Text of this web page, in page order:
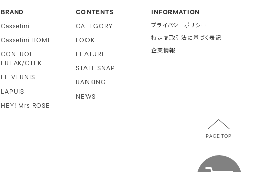
BRAND
Casselini
Casselini HOME
CONTROL
FREAK/CTFK
LE VERNIS
LAPUIS
HEY! Mrs ROSE
CONTENTS
CATEGORY
LOOK
FEATURE
STAFF SNAP
RANKING
NEWS
INFORMATION
プライバシーポリシー
特定商取引法に基づく表記
企業情報
PAGE TOP